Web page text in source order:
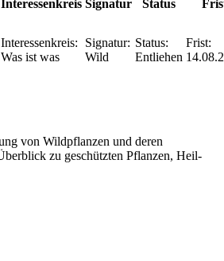
Interessenkreis Signatur Status
Interessenkreis:
Was ist was
Signatur:
Wild
Status:
Entliehen
Frist:
von Wildpflanzen und deren
zu geschützten Pflanzen, Heil-